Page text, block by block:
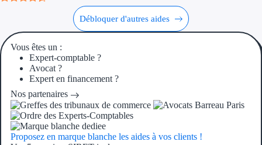
Régions de A à H
Aides Région
Aides Région
Aides Région
Débloquer d'autres aides
Vous êtes un :
Expert-comptable ?
Avocat ?
Expert en financement ?
Nos partenaires
Proposez en marque blanche les aides à vos clients !